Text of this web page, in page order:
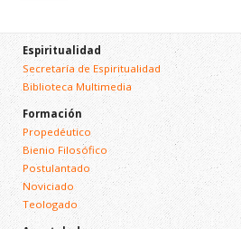
Espiritualidad
Secretaría de Espiritualidad
Biblioteca Multimedia
Formación
Propedéutico
Bienio Filosófico
Postulantado
Noviciado
Teologado